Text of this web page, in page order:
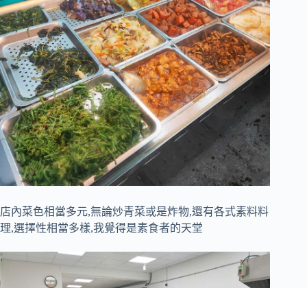
店內菜色相當多元,無論炒青菜或是炸物,還有各式素料料
理,選擇性相當多樣,我覺得是素食者的天堂